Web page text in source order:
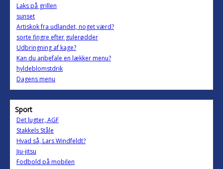
Laks på grillen
sunset
Artiskok fra udlandet, noget værd?
sorte fingre efter gulerødder
Udbringning af kage?
Kan du anbefale en lækker menu?
hyldeblomstdrik
Dagens menu
Sport
Det lugter, AGF
Stakkels Ståle
Hvad så, Lars Windfeldt?
Jiu-jitsu
Fodbold på mobilen